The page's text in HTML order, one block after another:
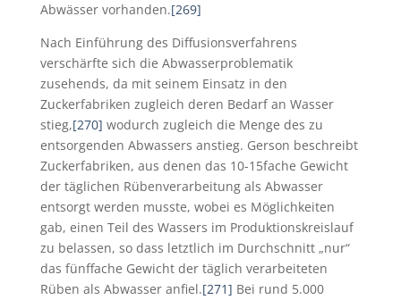
Abwässer vorhanden.[269]
Nach Einführung des Diffusionsverfahrens
verschärfte sich die Abwasserproblematik
zusehends, da mit seinem Einsatz in den
Zuckerfabriken zugleich deren Bedarf an Wasser
stieg,[270] wodurch zugleich die Menge des zu
entsorgenden Abwassers anstieg. Gerson beschreibt
Zuckerfabriken, aus denen das 10-15fache Gewicht
der täglichen Rübenverarbeitung als Abwasser
entsorgt werden musste, wobei es Möglichkeiten
gab, einen Teil des Wassers im Produktionskreislauf
zu belassen, so dass letztlich im Durchschnitt „nur“
das fünffache Gewicht der täglich verarbeiteten
Rüben als Abwasser anfiel.[271] Bei rund 5.000